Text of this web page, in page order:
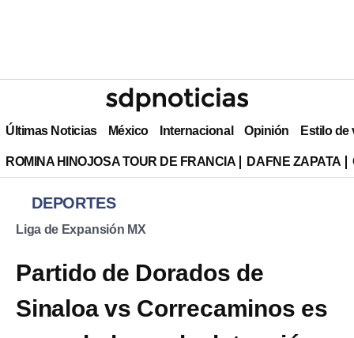
Últimas Noticias México Internacional Opinión Estilo de
ROMINA HINOJOSA TOUR DE FRANCIA DAFNE ZAPATA
DEPORTES
Liga de Expansión MX
Partido de Dorados de
Sinaloa vs Correcaminos es